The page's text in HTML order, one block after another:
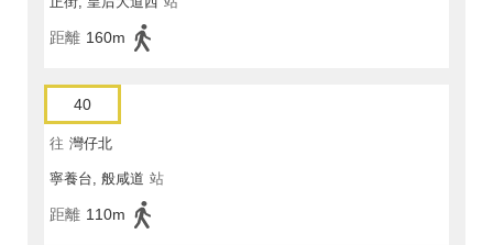
距離 160m
40
往 灣仔北
寧養台, 般咸道 站
距離 110m